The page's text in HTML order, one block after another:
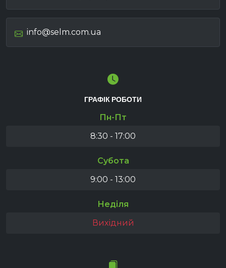
info@selm.com.ua
ГРАФІК РОБОТИ
Пн-Пт
8:30 - 17:00
Субота
9:00 - 13:00
Неділя
Вихідний